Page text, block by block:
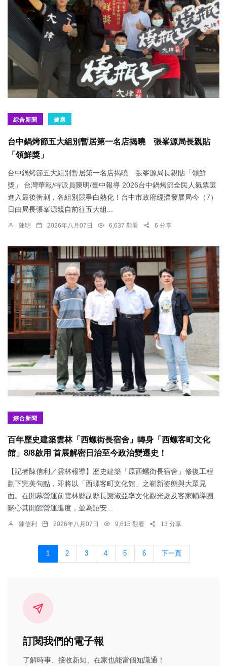
綜合新聞 健康
台中鍋烤節五大組別暫居第一名店揭曉 張峯源局長親貼
「領鮮獎」
台中鍋烤節五大組別暫居第一名店揭曉 張峯源局長親貼「領鮮
獎」 台灣華報/特派員陳明/臺中報導 2026台中鍋烤節全民人氣票選
進入最後衝刺，各組別競爭白熱化！台中市政府經濟發展局今（7）
日由局長張峯源親自前往五大組...
陳明 2026年八月07日 6,637 觀看 6 分享
綜合新聞
百年歷史建築雲林「西螺街長宿舍」轉身「西螺客町文化
館」8/8啟用 首展解密日治至今政治變遷史！
【記者陳信利／雲林報導】歷史建築「原西螺街長宿舍」修復工程
劃下完美句點，即將以「西螺客町文化館」之嶄新姿態與大眾見
面。在開幕營運前雲林縣副縣長謝淑亞率文化觀光處及客家輔導團
關心其開館營運進度，並為詔安...
陳信利 2026年八月07日 9,615 觀看 13 分享
1 2 3 4 5 6 下一頁
訂閱我們的電子報
了解時事、接收新知、在家也能當個知識通！